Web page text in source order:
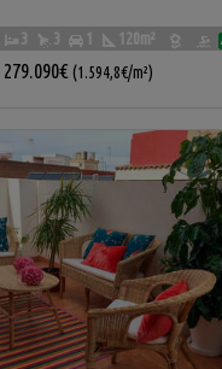
3 3 1 120m²
279.090€ (1.594,8€/m²)